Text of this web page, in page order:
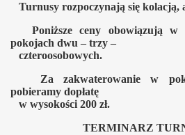
Turnusy rozpoczynają się kolacją,
Poniższe ceny obowiązują w
pokojach dwu – trzy –
czteroosobowych.
Za zakwaterowanie w
pobieramy dopłatę
w wysokości 200 zł.
TERMINARZ